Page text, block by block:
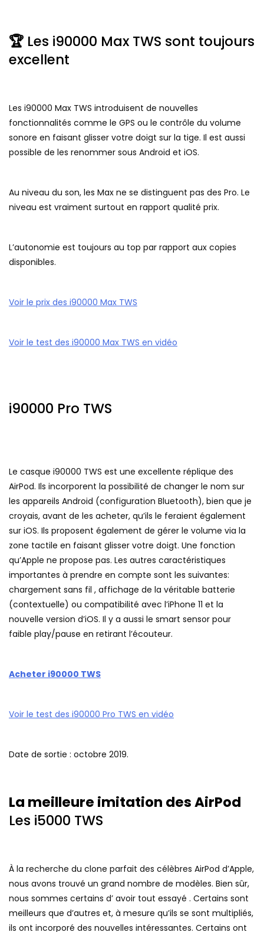
🏆 Les i90000 Max TWS sont toujours
excellent
Les i90000 Max TWS introduisent de nouvelles
fonctionnalités comme le GPS ou le contrôle du volume
sonore en faisant glisser votre doigt sur la tige. Il est aussi
possible de les renommer sous Android et iOS.
Au niveau du son, les Max ne se distinguent pas des Pro. Le
niveau est vraiment surtout en rapport qualité prix.
L’autonomie est toujours au top par rapport aux copies
disponibles.
Voir le prix des i90000 Max TWS
Voir le test des i90000 Max TWS en vidéo
i90000 Pro TWS
Le casque i90000 TWS est une excellente réplique des
AirPod. Ils incorporent la possibilité de changer le nom sur
les appareils Android (configuration Bluetooth), bien que je
croyais, avant de les acheter, qu’ils le feraient également
sur iOS. Ils proposent également de gérer le volume via la
zone tactile en faisant glisser votre doigt. Une fonction
qu’Apple ne propose pas. Les autres caractéristiques
importantes à prendre en compte sont les suivantes:
chargement sans fil , affichage de la véritable batterie
(contextuelle) ou compatibilité avec l’iPhone 11 et la
nouvelle version d’iOS. Il y a aussi le smart sensor pour
faible play/pause en retirant l’écouteur.
Acheter i90000 TWS
Voir le test des i90000 Pro TWS en vidéo
Date de sortie : octobre 2019.
La meilleure imitation des AirPod
Les i5000 TWS
À la recherche du clone parfait des célèbres AirPod d’Apple,
nous avons trouvé un grand nombre de modèles. Bien sûr,
nous sommes certains d’ avoir tout essayé . Certains sont
meilleurs que d’autres et, à mesure qu’ils se sont multipliés,
ils ont incorporé des nouvelles intéressantes. Certains ont